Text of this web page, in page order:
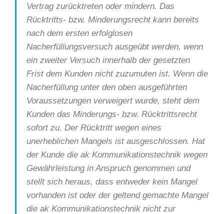
Vertrag zurücktreten oder mindern. Das
Rücktritts- bzw. Minderungsrecht kann bereits
nach dem ersten erfolglosen
Nacherfüllungsversuch ausgeübt werden, wenn
ein zweiter Versuch innerhalb der gesetzten
Frist dem Kunden nicht zuzumuten ist. Wenn die
Nacherfüllung unter den oben ausgeführten
Voraussetzungen verweigert wurde, steht dem
Kunden das Minderungs- bzw. Rücktrittsrecht
sofort zu. Der Rücktritt wegen eines
unerheblichen Mangels ist ausgeschlossen. Hat
der Kunde die ak Kommunikationstechnik wegen
Gewährleistung in Anspruch genommen und
stellt sich heraus, dass entweder kein Mangel
vorhanden ist oder der geltend gemachte Mangel
die ak Kommunikationstechnik nicht zur